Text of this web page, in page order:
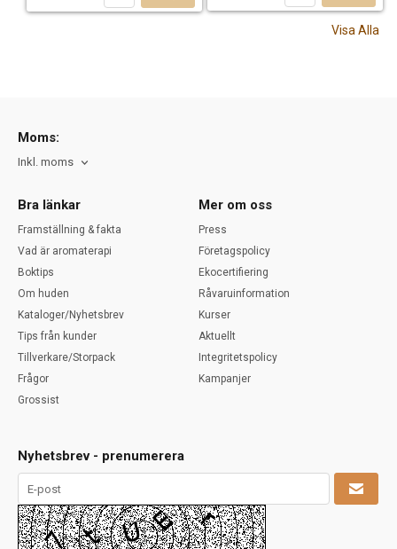
Visa Alla
Moms:
Inkl. moms
Bra länkar
Framställning & fakta
Vad är aromaterapi
Boktips
Om huden
Kataloger/Nyhetsbrev
Tips från kunder
Tillverkare/Storpack
Frågor
Grossist
Mer om oss
Press
Företagspolicy
Ekocertifiering
Råvaruinformation
Kurser
Aktuellt
Integritetspolicy
Kampanjer
Nyhetsbrev - prenumerera